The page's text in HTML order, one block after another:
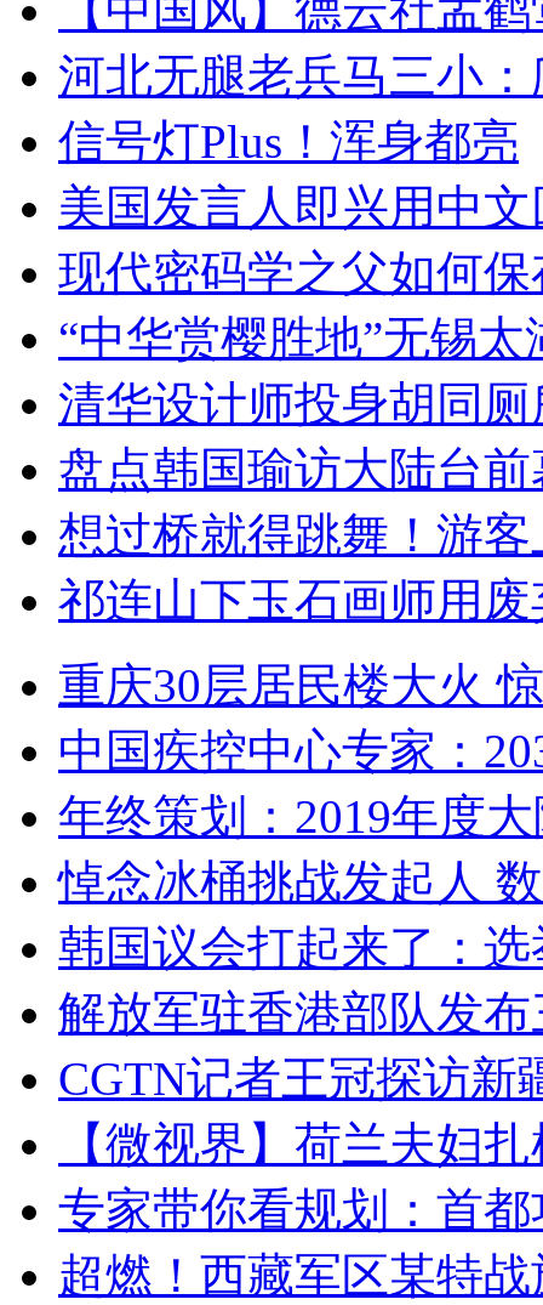
河北无腿老兵马三小
信号灯Plus！浑身都亮
美国发言人即兴用中
现代密码学之父如何
“中华赏樱胜地”无锡
清华设计师投身胡同
盘点韩国瑜访大陆台
想过桥就得跳舞！游客
祁连山下玉石画师用
重庆30层居民楼大火
中国疾控中心专家：
年终策划：2019年度
悼念冰桶挑战发起人
韩国议会打起来了：
解放军驻香港部队发
CGTN记者王冠探访新
【微视界】荷兰夫妇
专家带你看规划：首
超燃！西藏军区某特